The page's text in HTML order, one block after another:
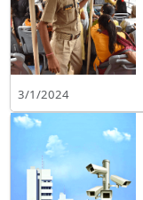
3/1/2024